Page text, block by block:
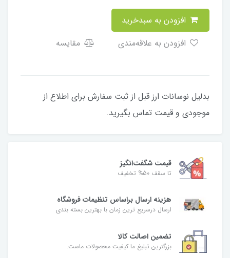
مقایسه
بدلیل نوسانات ارز قبل از ثبت سفارش برای اطلاع از
موجودی و قیمت تماس بگیرید.
قیمت شگفت‌انگیز
تا سقف 50% تخفیف
هزینه ارسال براساس تنظیمات فروشگاه
ارسال درسریع ترین زمان با بهترین بسته بندی
تضمین اصالت کالا
بزرگترین تبلیغ ما کیفیت محصولات ماست.